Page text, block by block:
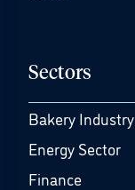
Sectors
Bakery Industry
Energy Sector
Finance